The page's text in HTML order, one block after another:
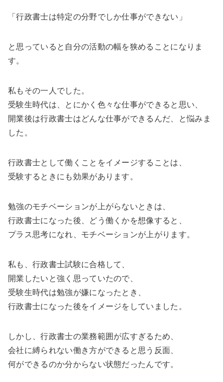
「行政書士は特定の分野でしか仕事ができない」
と思っていると自分の活動の幅を狭めることになりま
す。
私もその一人でした。
受験生時代は、とにかく色々な仕事ができると思い、
開業後は行政書士はどんな仕事ができるんだ、と悩みま
した。
行政書士として働くことをイメージすることは、
受験するときにも効果があります。
勉強のモチベーションが上がらないときは、
行政書士になった後、どう働くかを想像すると、
プラス思考になれ、モチベーションが上がります。
私も、行政書士試験に合格して、
開業したいと強く思っていたので、
受験生時代は勉強が嫌になったとき、
行政書士になった後をイメージをしていました。
しかし、行政書士の業務範囲が広すぎるため、
会社に縛られない働き方ができると思う反面、
何ができるのか分からない状態だったんです。